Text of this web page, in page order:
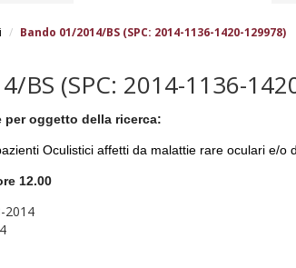
Bando 01/2014/BS (SPC: 2014-1136-1420-129978)
BS (SPC: 2014-1136-
oggetto della ricerca:
Oculistici affetti da malattie rare oculari e/o
12.00
2014